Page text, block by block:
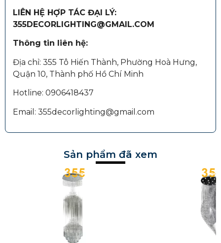
LIÊN HỆ HỢP TÁC ĐẠI LÝ:
355DECORLIGHTING@GMAIL.COM
Thông tin liên hệ:
Địa chỉ: 355 Tô Hiến Thành, Phường Hoà Hưng,
Quận 10, Thành phố Hồ Chí Minh
Hotline: 0906418437
Email: 355decorlighting@gmail.com
Sản phẩm đã xem